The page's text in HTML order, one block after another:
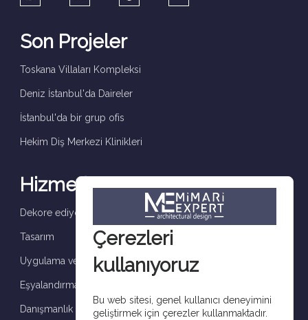
Son Projeler
Toskana Villaları Kompleksi
Deniz İstanbul'da Daireler
İstanbul'da bir grup ofis
Hekim Diş Merkezi Klinikleri
Hizmetler
Dekore ediyoruz ve tamamlıyoruz
Tasarım
Uygulama ve denetim
Eşyalandırma
Danışmanlık
Çerezleri
kullanıyoruz
Bu web sitesi, genel kullanıcı deneyimini
geliştirmek için çerezler kullanmaktadır.